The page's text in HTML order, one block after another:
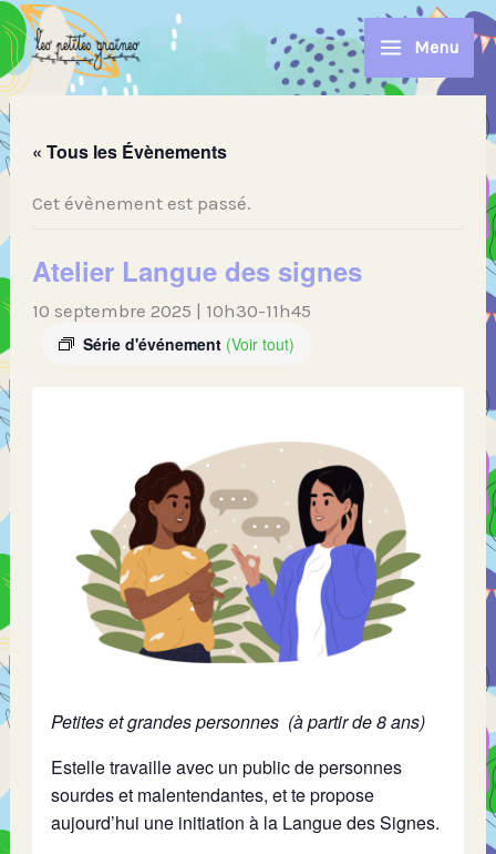
Aller
au
contenu
Menu
« Tous les Évènements
Cet évènement est passé.
Atelier Langue des signes
10 septembre 2025 | 10h30-11h45
Série d'événement (Voir tout)
Petites et grandes personnes (à partir de 8 ans)
Estelle travaille avec un public de personnes
sourdes et malentendantes, et te propose
aujourd’hui une initiation à la Langue des Signes.